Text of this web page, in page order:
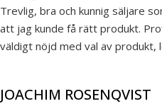
Trevlig, bra och kunnig säljare
att jag kunde få rätt produkt.
väldigt nöjd med val av produkt,
JOACHIM ROSENQVIST